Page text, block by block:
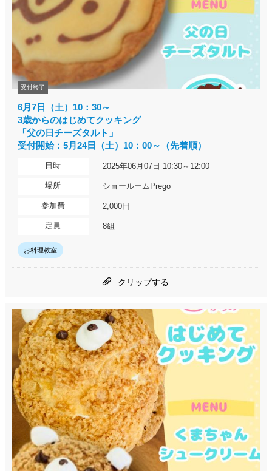
受付終了
6月7日（土）10：30～
3歳からのはじめてクッキング
「父の日チーズタルト」
受付開始：5月24日（土）10：00～（先着順）
日時 2025年06月07日 10:30～12:00
場所 ショールームPrego
参加費 2,000円
定員 8組
お料理教室
クリップする